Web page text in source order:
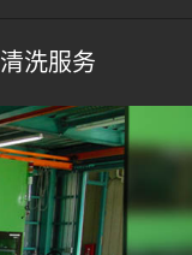
清洗服务